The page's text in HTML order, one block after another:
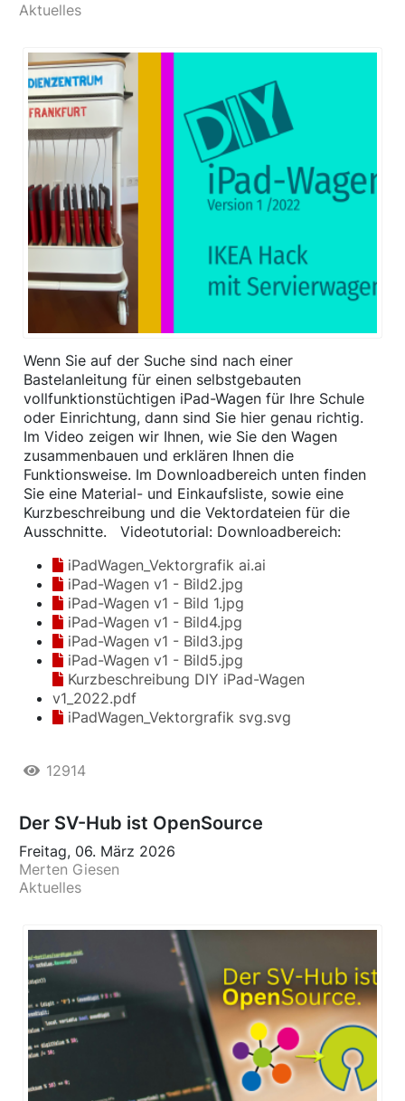
Aktuelles
Wenn Sie auf der Suche sind nach einer
Bastelanleitung für einen selbstgebauten
vollfunktionstüchtigen iPad-Wagen für Ihre Schule
oder Einrichtung, dann sind Sie hier genau richtig.
Im Video zeigen wir Ihnen, wie Sie den Wagen
zusammenbauen und erklären Ihnen die
Funktionsweise. Im Downloadbereich unten finden
Sie eine Material- und Einkaufsliste, sowie eine
Kurzbeschreibung und die Vektordateien für die
Ausschnitte. Videotutorial: Downloadbereich:
iPadWagen_Vektorgrafik ai.ai
iPad-Wagen v1 - Bild2.jpg
iPad-Wagen v1 - Bild 1.jpg
iPad-Wagen v1 - Bild4.jpg
iPad-Wagen v1 - Bild3.jpg
iPad-Wagen v1 - Bild5.jpg
Kurzbeschreibung DIY iPad-Wagen
v1_2022.pdf
iPadWagen_Vektorgrafik svg.svg
12914
Der SV-Hub ist OpenSource
Freitag, 06. März 2026
Merten Giesen
Aktuelles